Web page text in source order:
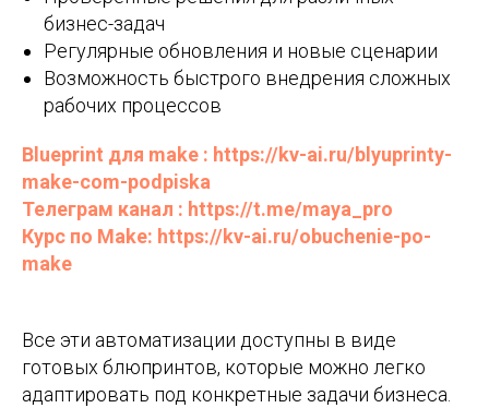
бизнес-задач
Регулярные обновления и новые сценарии
Возможность быстрого внедрения сложных
рабочих процессов
Blueprint для make : https://kv-ai.ru/blyuprinty-
make-com-podpiska
Телеграм канал : https://t.me/maya_pro
Курс по Make: https://kv-ai.ru/obuchenie-po-
make
Все эти автоматизации доступны в виде
готовых блюпринтов, которые можно легко
адаптировать под конкретные задачи бизнеса.